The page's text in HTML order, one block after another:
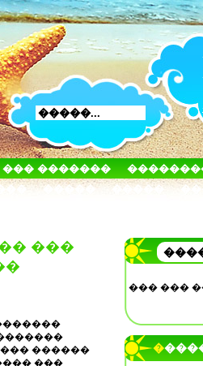
�������
����� �����
���
������
���
��� ���